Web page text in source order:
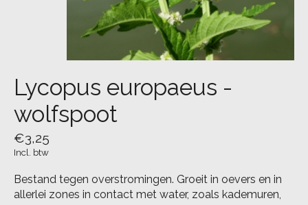
Lycopus europaeus -
wolfspoot
€3,25
Incl. btw
Bestand tegen overstromingen. Groeit in oevers en in
allerlei zones in contact met water, zoals kademuren,